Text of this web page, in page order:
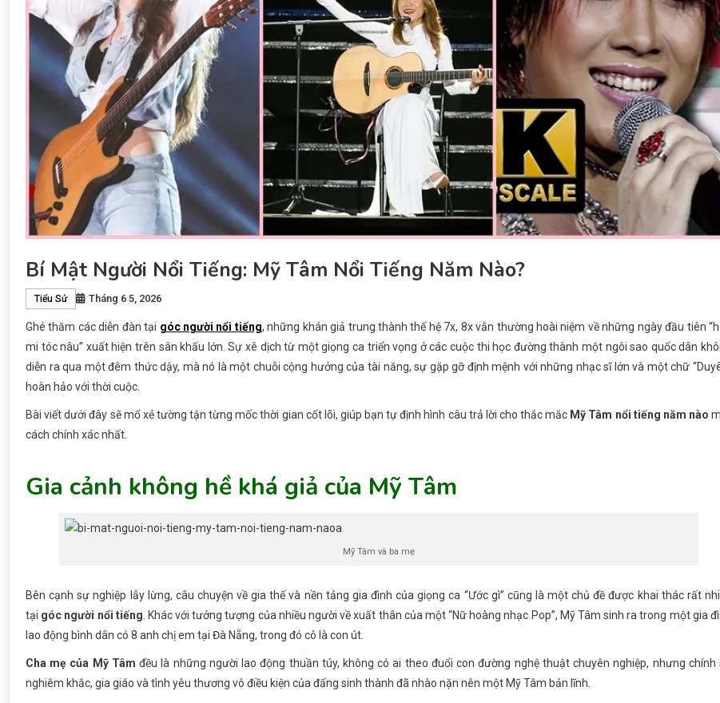
Bí Mật Người Nổi Tiếng: Mỹ Tâm Nổi Tiếng Năm Nào?
Tiểu Sử Tháng 6 5, 2026
Ghé thăm các diễn đàn tại góc người nổi tiếng, những khán giả trung thành thế hệ 7x, 8x vẫn thường hoài niệm về những ngày đầu tiên
mi tóc nâu” xuất hiện trên sân khấu lớn. Sự xê dịch từ một giọng ca triển vọng ở các cuộc thi học đường thành một ngôi sao quốc dân
diễn ra qua một đêm thức dậy, mà nó là một chuỗi cộng hưởng của tài năng, sự gặp gỡ định mệnh với những nhạc sĩ lớn và một chữ
hoàn hảo với thời cuộc.
Bài viết dưới đây sẽ mổ xẻ tường tận từng mốc thời gian cốt lõi, giúp bạn tự định hình câu trả lời cho thắc mắc Mỹ Tâm nổi tiếng năm nào
cách chính xác nhất.
Gia cảnh không hề khá giả của Mỹ Tâm
Mỹ Tâm và ba mẹ
Bên cạnh sự nghiệp lẫy lừng, câu chuyện về gia thế và nền tảng gia đình của giọng ca “Ước gì” cũng là một chủ đề được khai thác rất
tại góc người nổi tiếng . Khác với tưởng tượng của nhiều người về xuất thân của một “Nữ hoàng nhạc Pop”, Mỹ Tâm sinh ra trong một gia
lao động bình dân có 8 anh chị em tại Đà Nẵng, trong đó cô là con út.
Cha mẹ của Mỹ Tâm đều là những người lao động thuần túy, không có ai theo đuổi con đường nghệ thuật chuyên nghiệp, nhưng chính
nghiêm khắc, gia giáo và tình yêu thương vô điều kiện của đấng sinh thành đã nhào nặn nên một Mỹ Tâm bản lĩnh.